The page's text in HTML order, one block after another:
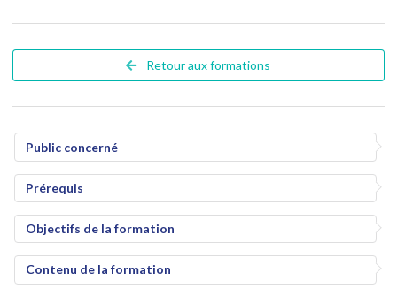
Retour aux formations
Public concerné
Prérequis
Objectifs de la formation
Contenu de la formation